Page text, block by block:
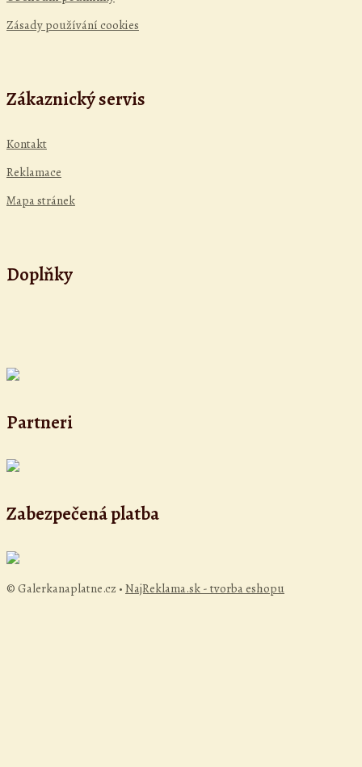
Zásady používání cookies
Zákaznický servis
Kontakt
Reklamace
Mapa stránek
Doplňky
Partneri
Zabezpečená platba
© Galerkanaplatne.cz • NajReklama.sk - tvorba eshopu